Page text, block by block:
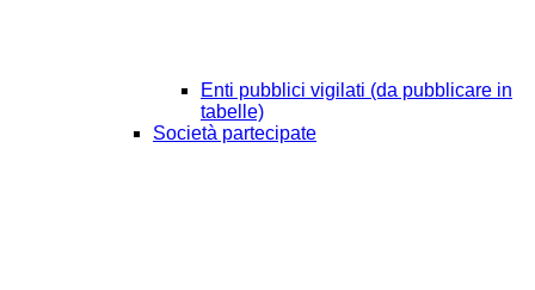
Enti pubblici vigilati (da pubblicare in
tabelle)
Società partecipate